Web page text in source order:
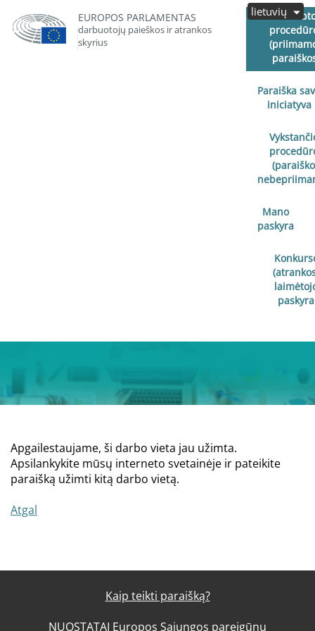
EUROPOS PARLAMENTAS
darbuotojų paieškos ir atrankos
skyrius
Paraiška
iniciatyva
Mano
paskyra
paskyra
lietuvių
Apgailestaujame, ši darbo vieta jau užimta.
Apsilankykite mūsų interneto svetainėje ir pateikite
paraišką užimti kitą darbo vietą.
Atgal
Kaip teikti paraišką?
NUOSTATAI Europos Sąjungos pareigūnų